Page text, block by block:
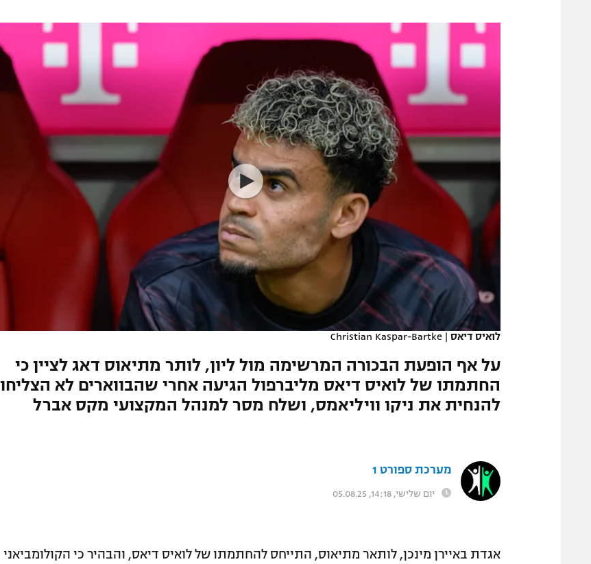
תקנון משתתפים וזוכים בפרסים
תקנון עבור פעילות אלקטרה
תקנון עבור פעילות ספורט 1 – "מרלן"
גיימינג E-Sports
מדיניות פרטיות
תקנון פעילות ספורט 1
רשיון להקרנה פומבית לבית עסק
הצטרפות לחבילת הערוצים
לוח דרושים – ג'ובנט
הפועל תל אביב
הפועל חיפה
מכבי נתניה
בני יהודה
ליגה סינית
ליגה ברזילאית
ליגות נוספות
לואיס דיאס |
Christian Kaspar-Bartke
על אף הופעת הבכורה המרשימה מול ליון, לותר מתיאוס דאג לציין כי
החתמתו של לואיס דיאס מליברפול הגיעה אחרי שהבווארים לא הצליחו
להנחית את ניקו וויליאמס, ושלח מסר למנהל המקצועי מקס אברל
מערכת ספורט 1
יום שלישי, 14:18, 05.08.25
אגדת באיירן מינכן, לותאר מתיאוס, התייחס להחתמתו של לואיס דיאס, והבהיר כי הקולומביאני